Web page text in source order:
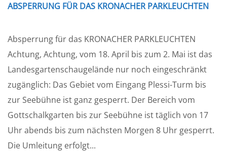
ABSPERRUNG FÜR DAS KRONACHER PARKLEUCHTEN
Absperrung für das KRONACHER PARKLEUCHTEN
Achtung, Achtung, vom 18. April bis zum 2. Mai ist das
Landesgartenschaugelände nur noch eingeschränkt
zugänglich: Das Gebiet vom Eingang Plessi-Turm bis
zur Seebühne ist ganz gesperrt. Der Bereich vom
Gottschalkgarten bis zur Seebühne ist täglich von 17
Uhr abends bis zum nächsten Morgen 8 Uhr gesperrt.
Die Umleitung erfolgt...